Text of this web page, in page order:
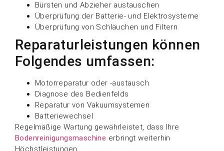
Bürsten und Abzieher austauschen
Überprüfung der Batterie- und Elektrosysteme
Überprüfung von Schläuchen und Filtern
Reparaturleistungen können
Folgendes umfassen:
Motorreparatur oder -austausch
Diagnose des Bedienfelds
Reparatur von Vakuumsystemen
Batteriewechsel
Regelmäßige Wartung gewährleistet, dass Ihre
Bodenreinigungsmaschine erbringt weiterhin
Höchstleistungen.